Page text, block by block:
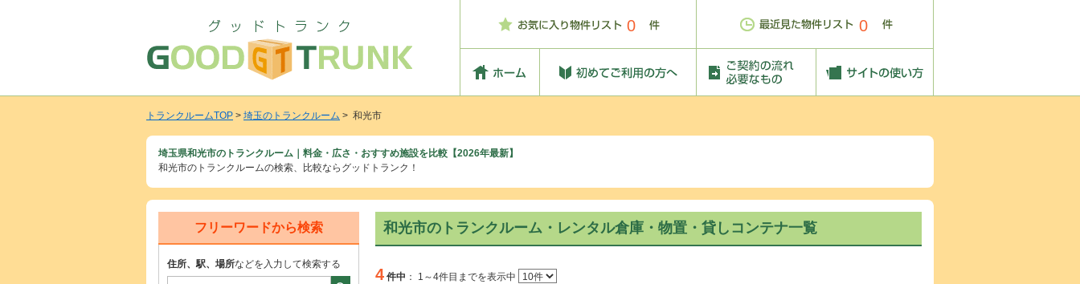
0 0
トランクルームTOP > 埼玉のトランクルーム > 和光市
埼玉県和光市のトランクルーム｜料金・広さ・おすすめ施設を比較【2026年最新】
和光市のトランクルームの検索、比較ならグッドトランク！
和光市のトランクルーム・レンタル倉庫・物置・貸しコンテナ一覧
4 件中 ： 1～4件目までを表示中
フリーワードから検索
住所、駅、場所などを入力して検索する